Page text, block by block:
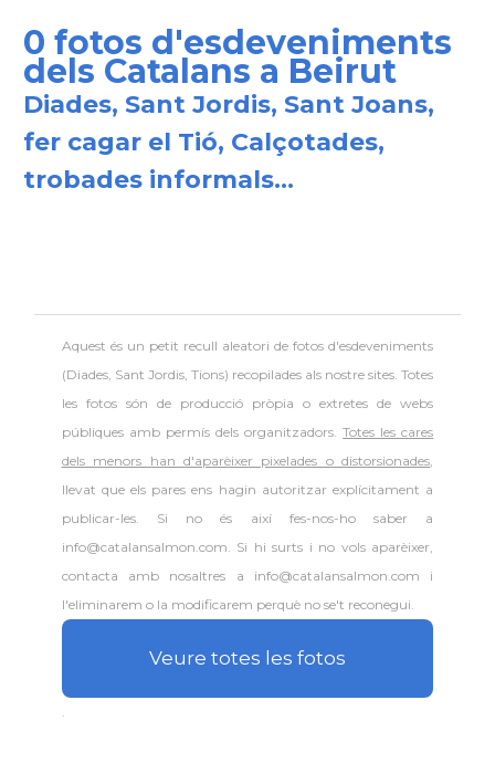
0 fotos d'esdeveniments
dels Catalans a Beirut
Diades, Sant Jordis, Sant Joans,
fer cagar el Tió, Calçotades,
trobades informals...
Aquest és un petit recull aleatori defotos d'esdeveniments
(Diades, Sant Jordis, Tions) recopilades als nostre sites. Totes
les fotos són de producció pròpia o extretes de webs
públiques amb permís dels organitzadors.Totes les cares
dels menors han d'aparèixer pixelades o distorsionades,
llevat que els pares ens hagin autoritzar explícitament a
publicar-les. Si no és així fes-nos-ho saber a
info@catalansalmon.com. Si hi surts i no vols aparèixer,
contacta amb nosaltres a info@catalansalmon.com i
l'eliminarem o la modificarem perquè no se't reconegui.
Veure totes les fotos